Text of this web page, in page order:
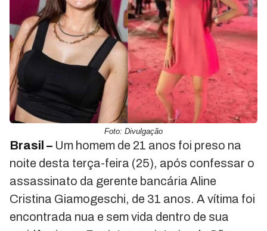
Foto: Divulgação
Brasil – Um homem de 21 anos foi preso na
noite desta terça-feira (25), após confessar o
assassinato da gerente bancária Aline
Cristina Giamogeschi, de 31 anos. A vítima foi
encontrada nua e sem vida dentro de sua